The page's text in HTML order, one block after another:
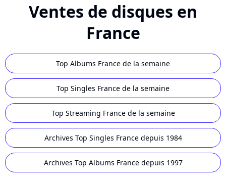
Ventes de disques en
France
Top Albums France de la semaine
Top Singles France de la semaine
Top Streaming France de la semaine
Archives Top Singles France depuis 1984
Archives Top Albums France depuis 1997